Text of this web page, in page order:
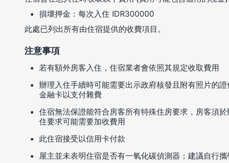
損壞押金：每次入住 IDR300000
此處已列出所有由住宿提供的收費項目。
注意事項
若有額外房客入住，住宿業者會依照其規定收取費用
辦理入住手續時可能需要出示政府核發且附有照片的
金融卡以支付雜費
住宿無法保證能符合房客所有特殊住房要求，房客須
住要求可能需要加收費用
此住宿接受以信用卡付款
屋主並未表明住宿是否有一氧化碳偵測器；建議自行